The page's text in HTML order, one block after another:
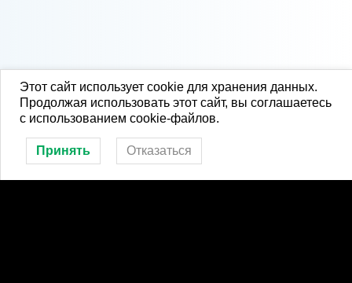
Этот сайт использует cookie для хранения данных.
Продолжая использовать этот сайт, вы соглашаетесь
с использованием cookie-файлов.
Принять Отказаться